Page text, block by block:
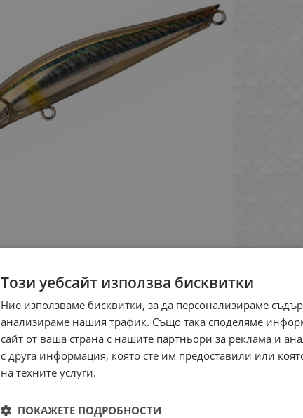
Този уебсайт използва бисквитки
Ние използваме бисквитки, за да персонализираме
анализираме нашия трафик. Също така споделяме
сайт от ваша страна с нашите партньори за реклама и
с друга информация, която сте им предоставили или
на техните услуги.
ПОКАЖЕТЕ ПОДРОБНОСТИ